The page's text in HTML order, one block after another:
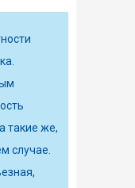
такие же,
случае.